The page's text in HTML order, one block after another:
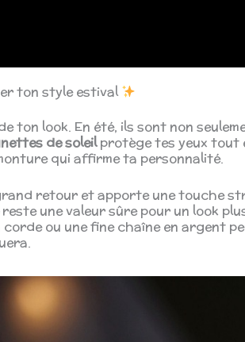
ton style estival
ton look. En été, ils sont non
de soleilprotège tes yeux
qui affirme ta personnalité.
retour et apporte une touche
reste une valeur sûre pour un look
ou une fine chaîne en argent